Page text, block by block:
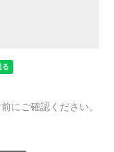
にご確認ください。